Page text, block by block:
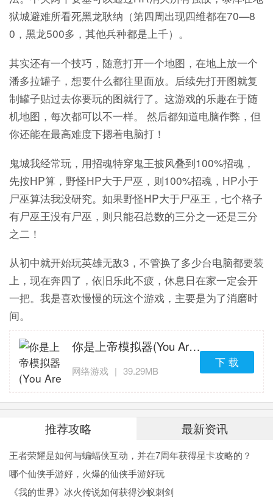
狱城避难所看死黑龙耿纳（第四周出现四维都在70—8
0，黑龙500多，其他兵种都是上千）。
其实还有一个技巧，随意打开一个地图，在地上放一个
潘多拉罐子，想要什么都往里面放。后续先打开图就复
制罐子贴过去你要玩的图就行了。这游戏的乐趣在于随
机地图，每次都可以不一样。 然后都知道电脑作弊，但
你还能在最高难度下摁着电脑打！
鬼城我经常玩，用招魂特穿鬼王披风叠到100%招魂，
先按HP算，野怪HP大于尸巫，则100%招魂，HP小于
尸巫算法我没研究。如果野怪HP大于尸巫王，七个格子
有尸巫王没有尸巫，则只能召总数的三分之一还是三分
之二！
从初中就开始玩英雄无敌3，不管换了多少台电脑都要装
上，现在奔四了，依旧乐此不疲，休息日在家一定会开
一把。我是喜欢慢慢的玩这个游戏，主要是为了消磨时
间。
你是上帝模拟器(You Are God)「v1.2」手机版下载
网络游戏 | 39.29MB
下 载
推荐攻略 最新资讯
王者荣耀是如何与蝙蝠侠互动，并在7周年获得星卡攻略的？
哪个仙侠手游好，火爆的仙侠手游好玩
《我的世界》冰火传说如何获得沙蚁刺剑